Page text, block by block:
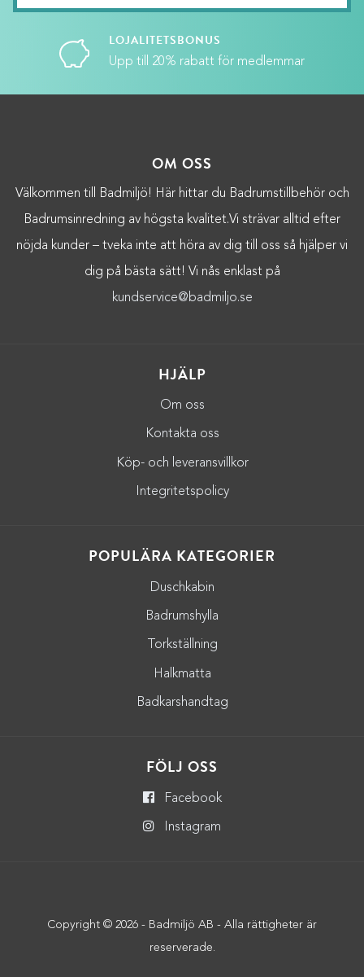
LOJALITETSBONUS
Upp till 20% rabatt för medlemmar
OM OSS
Välkommen till Badmiljö! Här hittar du Badrumstillbehör och
Badrumsinredning av högsta kvalitet.Vi strävar alltid efter
nöjda kunder – tveka inte att höra av dig till oss så hjälper vi
dig på bästa sätt! Vi nås enklast på
kundservice@badmiljo.se
HJÄLP
Om oss
Kontakta oss
Köp- och leveransvillkor
Integritetspolicy
POPULÄRA KATEGORIER
Duschkabin
Badrumshylla
Torkställning
Halkmatta
Badkarshandtag
FÖLJ OSS
Facebook
Instagram
Copyright © 2026 - Badmiljö AB - Alla rättigheter är
reserverade.